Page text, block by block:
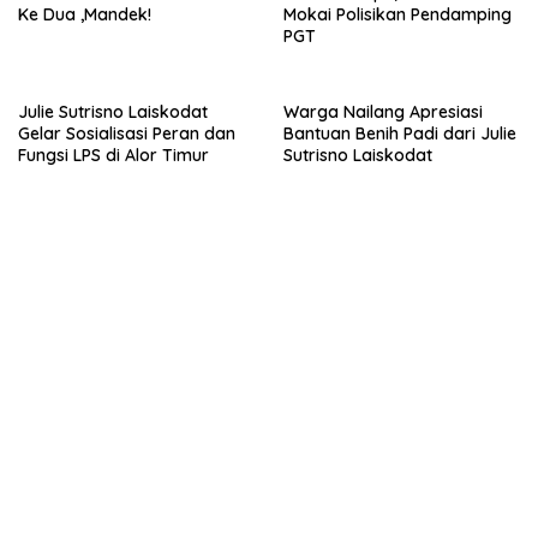
Ke Dua ,Mandek!
Mokai Polisikan Pendamping
PGT
Julie Sutrisno Laiskodat
Gelar Sosialisasi Peran dan
Fungsi LPS di Alor Timur
Warga Nailang Apresiasi
Bantuan Benih Padi dari Julie
Sutrisno Laiskodat